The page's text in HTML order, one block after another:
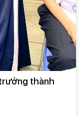
thành